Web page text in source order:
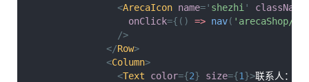
<ArecaIcon name=' shezhi ' className
onClick={ ( ) => nav( 'arecaShop/
/>
</Row>
<Column>
<Text color={2} size={1}>联系人：